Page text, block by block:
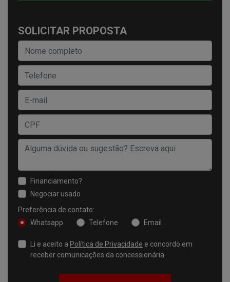
SOLICITAR PROPOSTA
Financiamento?
Negociar usado
Preferência de contato:
Whatsapp
Telefone Email
Li e aceito a Política de Privacidade e concordo em
receber comunicações da concessionária.